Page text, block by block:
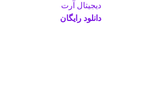
دیجیتال آرت
دانلود رایگان